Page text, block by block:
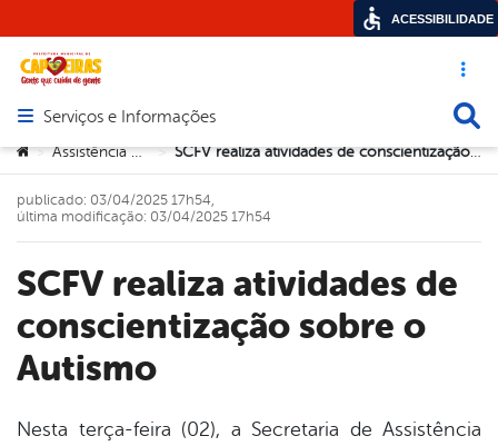
Acesso
Abrir menu principal de navegação
Serviços e Informações
Você está aqui:
> Assistência Social > SCFV realiza atividades de conscientização sobre o Autismo
SCFV realiza atividades de
conscientização sobre o
Autismo
publicado: 03/04/2025 17h54,
última modificação: 03/04/2025 17h54
Nesta terça-feira (02), a Secretaria de Assistência
ACESSIBILIDADE